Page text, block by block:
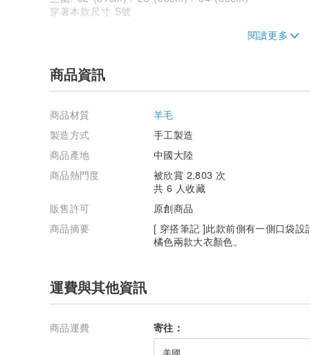
穿著本款尺寸 S號
[運送期間]
台灣的運送約介於五個工作天內送達，依據您選擇的貨運
據不同國家有所不同，下面附上國際運送的參考天數：
- 美國/加拿大: 約 7 to 12 天 / 郵局國際包裹
- 歐洲: 約 7 to 12 天 / 郵局國際包裹
- 亞洲/澳洲: 約 3 to 10 天 / 郵局國際包裹
- 香港/澳門: 約 2 to 3 天 / 順豐快遞
商品資訊
商品材質
羊毛
製造方式
手工製造
商品產地
中國大陸
商品熱門度
被欣賞 2,803 次
共 6 人收藏
販售許可
原創商品
商品摘要
[ 穿搭筆記 ]此款前側有一側口袋
橘色兩款大衣顏色。
運費與其他資訊
商品運費 寄往：